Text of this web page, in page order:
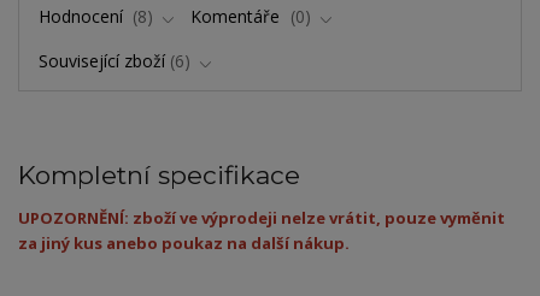
Hodnocení
8 Komentáře
0
Související zboží 6
Kompletní specifikace
UPOZORNĚNÍ: zboží ve výprodeji nelze vrátit, pouze vyměnit
za jiný kus anebo poukaz na další nákup.